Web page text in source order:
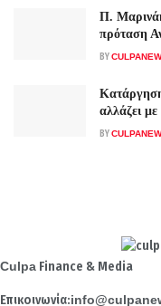
Π.
πρόταση
BY
αλλάζει
BY
Culpa Finance & Media
Επικοινωνία: